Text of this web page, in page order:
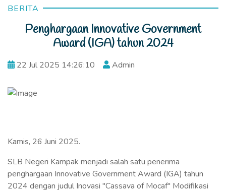
BERITA
Penghargaan Innovative Government
Award (IGA) tahun 2024
22 Jul 2025 14:26:10 Admin
Kamis, 26 Juni 2025.
SLB Negeri Kampak menjadi salah satu penerima
penghargaan Innovative Government Award (IGA) tahun
2024 dengan judul Inovasi "Cassava of Mocaf" Modifikasi